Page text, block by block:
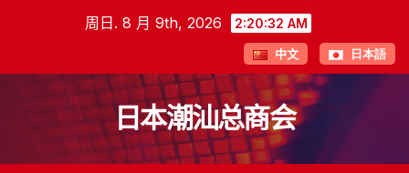
周日. 8 月 9th, 2026 2:20:33 AM
中文 日本語
日本潮汕总商会